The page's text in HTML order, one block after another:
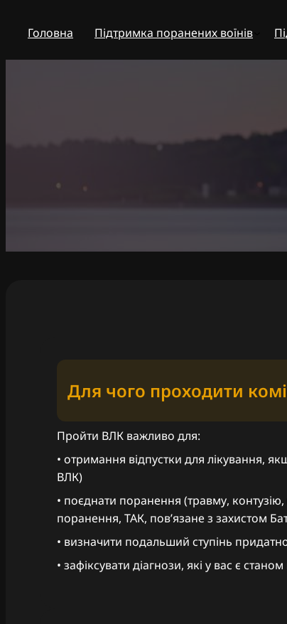
Головна Підтримка поранених воїнів
Для чого проходити
Пройти ВЛК важливо для:
• отримання відпустки для лікування,
ВЛК)
• поєднати поранення (травму,
поранення, ТАК, повʼязане з захистом
• визначити подальший ступінь
• зафіксувати діагнози, які у вас є